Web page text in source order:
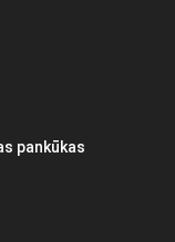
pankūkas